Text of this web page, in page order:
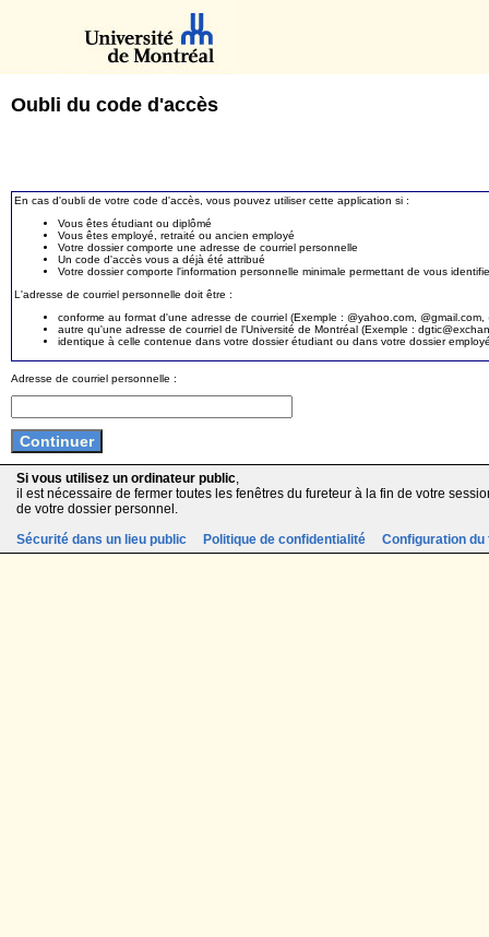
Oubli du code d'accès
En cas d'oubli de votre code d'accès, vous pouvez utiliser cette application si :
Vous êtes étudiant ou diplômé
Vous êtes employé, retraité ou ancien employé
Votre dossier comporte une adresse de courriel personnelle
Un code d'accès vous a déjà été attribué
Votre dossier comporte l'information personnelle minimale permettant de vous
L'adresse de courriel personnelle doit être :
conforme au format d'une adresse de courriel (Exemple : @yahoo.com,
autre qu'une adresse de courriel de l'Université de Montréal (Exemple :
identique à celle contenue dans votre dossier étudiant ou dans votre dossier
Adresse de courriel personnelle :
Si vous utilisez un ordinateur public,
il est nécessaire de fermer toutes les fenêtres du fureteur à la fin de votre
de votre dossier personnel.
Sécurité dans un lieu public
Politique de confidentialité Configuration du